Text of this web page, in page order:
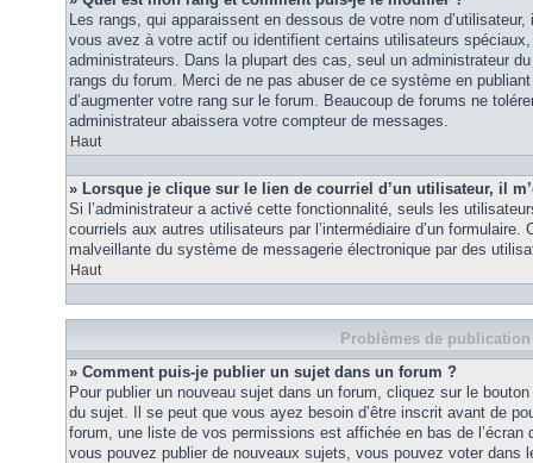
Les rangs, qui apparaissent en dessous de votre nom
vous avez à votre actif ou identifient certains utilisateurs
administrateurs. Dans la plupart des cas, seul un administrateur
rangs du forum. Merci de ne pas abuser de ce système en
d’augmenter votre rang sur le forum. Beaucoup de forums ne
administrateur abaissera votre compteur de messages.
Haut
» Lorsque je clique sur le lien de courriel d’un utilisateur, il
Si l’administrateur a activé cette fonctionnalité, seuls les
courriels aux autres utilisateurs par l’intermédiaire d’un formulaire.
malveillante du système de messagerie électronique par des
Haut
Problèmes de publication
» Comment puis-je publier un sujet dans un forum ?
Pour publier un nouveau sujet dans un forum, cliquez sur le
du sujet. Il se peut que vous ayez besoin d’être inscrit avant de
forum, une liste de vos permissions est affichée en bas de
vous pouvez publier de nouveaux sujets, vous pouvez voter dans